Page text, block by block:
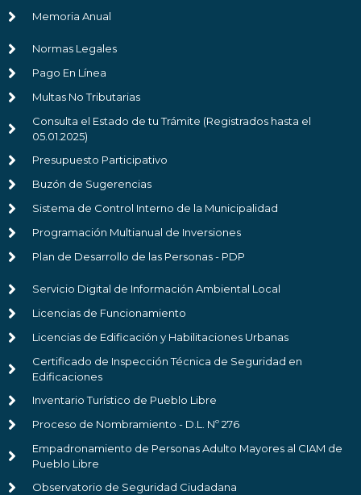
Memoria Anual
Normas Legales
Pago En Línea
Multas No Tributarias
Consulta el Estado de tu Trámite (Registrados hasta el
05.01.2025)
Presupuesto Participativo
Buzón de Sugerencias
Sistema de Control Interno de la Municipalidad
Programación Multianual de Inversiones
Plan de Desarrollo de las Personas - PDP
Servicio Digital de Información Ambiental Local
Licencias de Funcionamiento
Licencias de Edificación y Habilitaciones Urbanas
Certificado de Inspección Técnica de Seguridad en
Edificaciones
Inventario Turístico de Pueblo Libre
Proceso de Nombramiento - D.L. Nº 276
Empadronamiento de Personas Adulto Mayores al CIAM de
Pueblo Libre
Observatorio de Seguridad Ciudadana